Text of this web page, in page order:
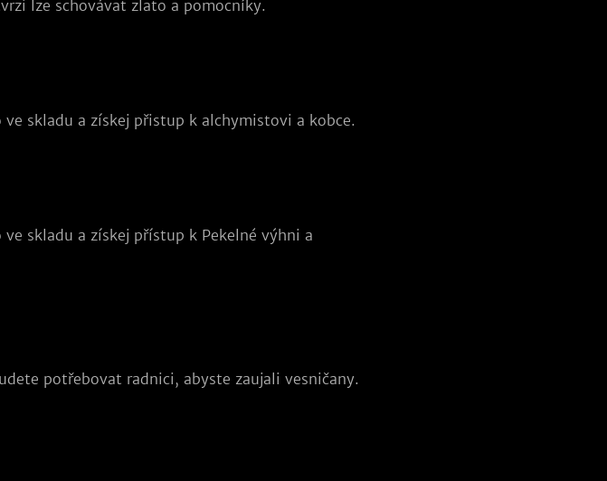
lze schovávat zlato a pomocníky.
skladu a získej přistup k alchymistovi a kobce.
skladu a získej přístup k Pekelné výhni a
potřebovat radnici, abyste zaujali vesničany.